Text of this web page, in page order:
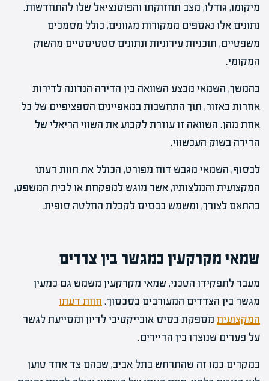
מיקומו, גודלו, מצב תחזוקתו והפוטנציאל שלו להתחדשות.
נתונים אלו נאספים ממקורות מגוונים, כולל מסמכים
משפטיים, תוכניות עירוניות ונתונים סטטיסטיים מהשוק
המקומי.
בהמשך, השמאי מבצע השוואה בין הדירה הנדונה לדירות
אחרות באזור, תוך התחשבות במאפיינים הספציפיים של כל
אחת מהן. השוואה זו עוזרת לקבוע את השווי הריאלי של
הדירה בשוק העכשווי.
לבסוף, השמאי מגבש דוח מפורט, הכולל את חוות דעתו
המקצועית והמלצותיו, אשר מוגש למפקחת או לבית המשפט,
בהתאם לצורך, ומשמש כבסיס לקבלת החלטה סופית.
שמאי מקרקעין כמגשר בין צדדים
מעבר לתפקידו הטכני, שמאי מקרקעין משמש גם כמעין
מגשר בין הצדדים המעורבים בסכסוך. חוות דעתו
המקצועית מספקת בסיס אובייקטיבי לדיון ומסייעת לגשר
על פערים שנוצרו בין הדיירים.
במקרים כמו זה שהתרחש בתל אביב, שבהם צד אחד טוען